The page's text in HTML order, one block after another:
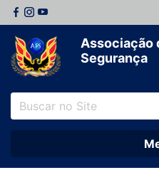
Associação
Segurança